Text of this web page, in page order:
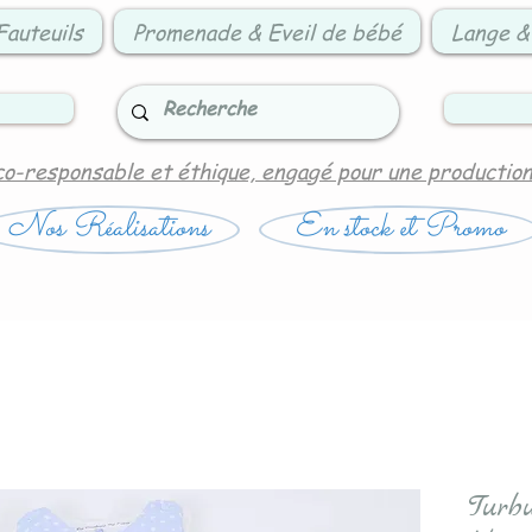
Promenade & Eveil de bébé Lange
responsable et éthique, engagé pour une
Nos Réalisations En stock et Promo